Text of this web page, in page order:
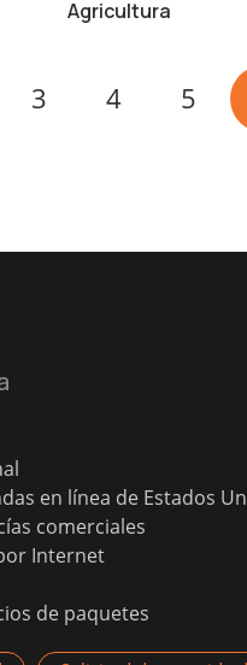
Agricultura
3 4 5
en línea de Estados
comerciales
Internet
de paquetes